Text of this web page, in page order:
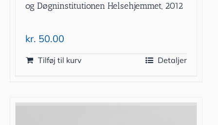
og Døgninstitutionen Helsehjemmet, 2012
kr. 50.00
Tilføj til kurv Detaljer